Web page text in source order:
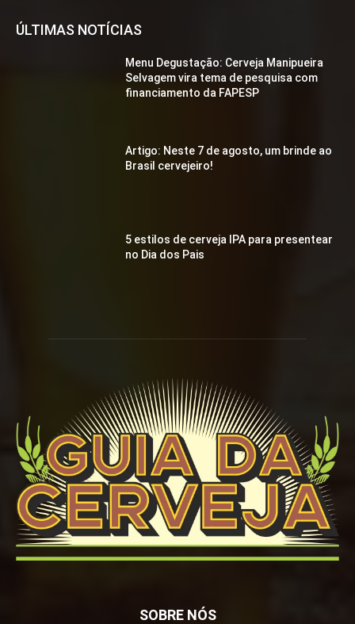
ÚLTIMAS NOTÍCIAS
Menu Degustação: Cerveja Manipueira
Selvagem vira tema de pesquisa com
financiamento da FAPESP
Artigo: Neste 7 de agosto, um brinde ao
Brasil cervejeiro!
5 estilos de cerveja IPA para presentear
no Dia dos Pais
SOBRE NÓS